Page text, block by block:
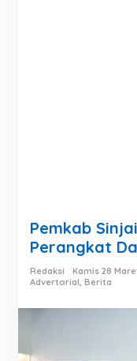
Pemkab
Perangkat
Redaksi
Kamis 28
Advertorial, Berita